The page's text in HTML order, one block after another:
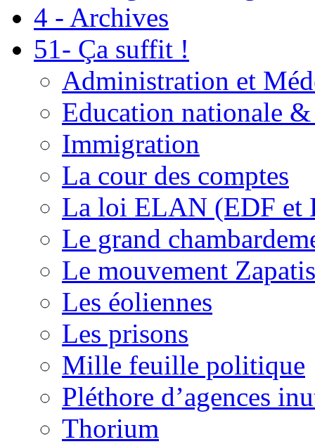
4 - Archives
51- Ça suffit !
Administration et
Education nationale
Immigration
La cour des comptes
La loi ELAN (EDF et
Le grand
Le mouvement
Les éoliennes
Les prisons
Mille feuille politique
Pléthore d’agences
Thorium